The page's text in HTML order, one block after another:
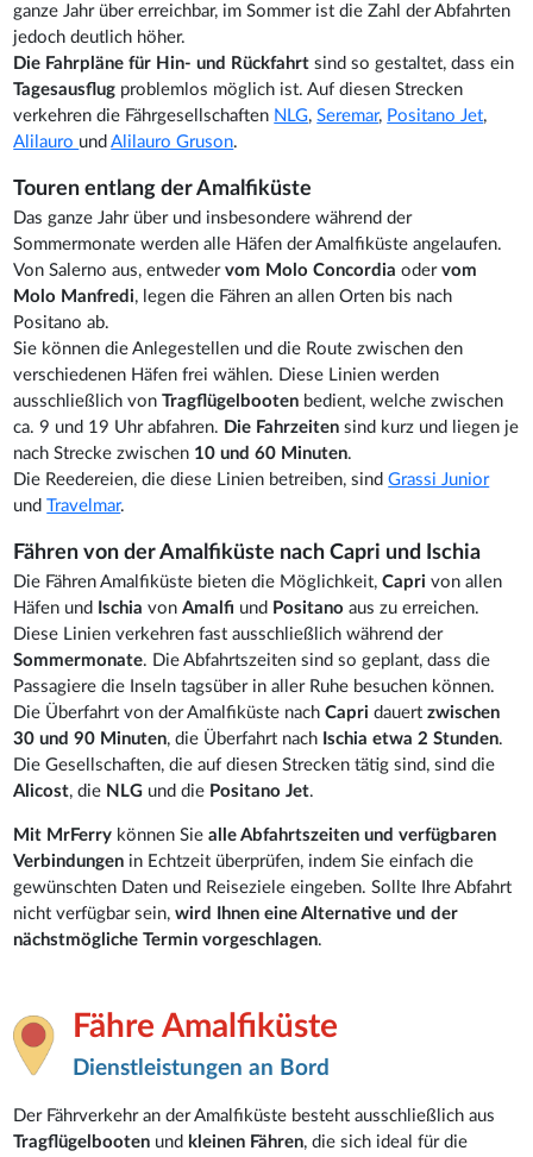
ganze Jahr über erreichbar, im Sommer ist die Zahl der Abfahrten
jedoch deutlich höher.
Die Fahrpläne für Hin- und Rückfahrt sind so gestaltet, dass ein
Tagesausflug problemlos möglich ist. Auf diesen Strecken
verkehren die Fährgesellschaften NLG,Seremar, Positano Jet,
Alilauro undAlilauro Gruson.
Touren entlang der Amalfiküste
Das ganze Jahr über und insbesondere während der
Sommermonate werden alle Häfen der Amalfiküste angelaufen.
Von Salerno aus, entwedervom Molo Concordia odervom
Molo Manfredi, legen die Fähren an allen Orten bis nach
Positano ab.
Sie können die Anlegestellen und die Route zwischen den
verschiedenen Häfen frei wählen. Diese Linien werden
ausschließlich vonTragflügelbooten bedient, welche zwischen
ca. 9 und 19 Uhr abfahren. Die Fahrzeitensind kurz und liegen je
nach Strecke zwischen 10 und 60 Minuten.
Die Reedereien, die diese Linien betreiben, sindGrassi Junior
undTravelmar.
Fähren von der Amalfiküste nach Capri und Ischia
Die Fähren Amalfiküste bieten die Möglichkeit,Caprivon allen
Häfen und IschiavonAmalfi und Positanoaus zu erreichen.
Diese Linien verkehren fast ausschließlich während der
Sommermonate. Die Abfahrtszeiten sind so geplant, dass die
Passagiere die Inseln tagsüber in aller Ruhe besuchen können.
Die Überfahrt von der Amalfiküste nachCapridauertzwischen
30 und 90 Minuten, die Überfahrt nach Ischia etwa 2 Stunden.
Die Gesellschaften, die auf diesen Strecken tätig sind, sind die
Alicost, die NLG und die Positano Jet.
Mit MrFerry können Siealle Abfahrtszeiten und verfügbaren
Verbindungen in Echtzeit überprüfen, indem Sie einfach die
gewünschten Daten und Reiseziele eingeben. Sollte Ihre Abfahrt
nicht verfügbar sein,wird Ihnen eine Alternative und der
nächstmögliche Termin vorgeschlagen.
Fähre Amalfiküste
Dienstleistungen an Bord
Der Fährverkehr an der Amalfiküste besteht ausschließlich aus
Tragflügelbooten und kleinen Fähren, die sich ideal für die